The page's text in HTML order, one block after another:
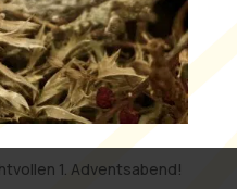
1. Adventsabend!